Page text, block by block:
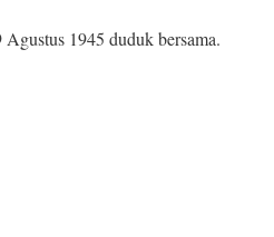
1945 duduk bersama.